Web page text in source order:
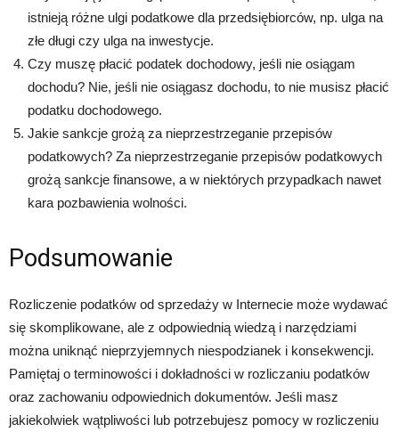
istnieją różne ulgi podatkowe dla przedsiębiorców, np. ulga na
złe długi czy ulga na inwestycje.
Czy muszę płacić podatek dochodowy, jeśli nie osiągam
dochodu? Nie, jeśli nie osiągasz dochodu, to nie musisz płacić
podatku dochodowego.
Jakie sankcje grożą za nieprzestrzeganie przepisów
podatkowych? Za nieprzestrzeganie przepisów podatkowych
grożą sankcje finansowe, a w niektórych przypadkach nawet
kara pozbawienia wolności.
Podsumowanie
Rozliczenie podatków od sprzedaży w Internecie może wydawać
się skomplikowane, ale z odpowiednią wiedzą i narzędziami
można uniknąć nieprzyjemnych niespodzianek i konsekwencji.
Pamiętaj o terminowości i dokładności w rozliczaniu podatków
oraz zachowaniu odpowiednich dokumentów. Jeśli masz
jakiekolwiek wątpliwości lub potrzebujesz pomocy w rozliczeniu